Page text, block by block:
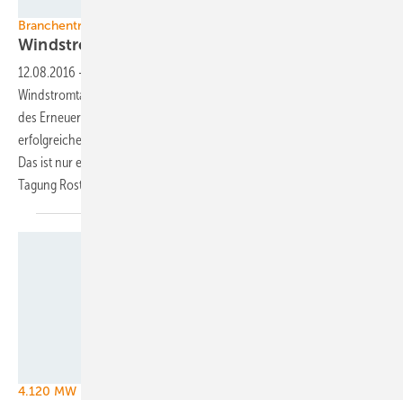
Branchentreffen Rostock Wind
Windstrom als lokales Produkt
12.08.2016 -
Windstromtarifen könnte die in der Windbranche kritisierte Reform
des Erneuerbare-Energien-Gesetzes (EEG) doch noch eine
erfolgreiche Zukunft des Windkraftausbau in Deutschland zulassen.
Das ist nur eine der teils sehr konkreten Botschaften von der heutigen
Tagung Rostock
4.120 MW blockiert